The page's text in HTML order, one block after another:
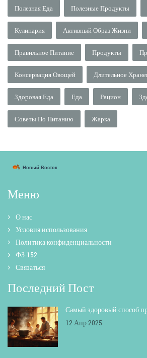
Полезная Еда Полезные Продукты
Кулинария Активный Образ Жизни
Правильное Питание Продукты
Консервация Овощей Длительное
Здоровая Еда Еда Рацион
Советы По Питанию Жарка
Меню
О нас
Условия использования
Политика конфиденциальности
ФЗ-152
Связаться
Последний Пост
Самый здоровый способ
12 Апр 2025